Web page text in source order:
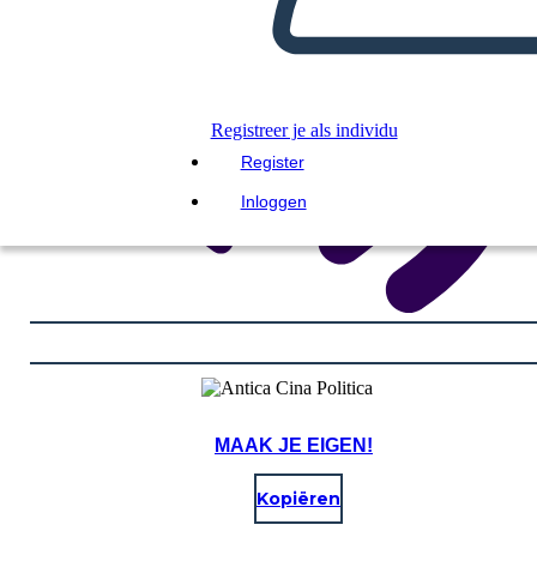
Registreer je als individu
Register
Inloggen
MAAK JE EIGEN!
Kopiëren